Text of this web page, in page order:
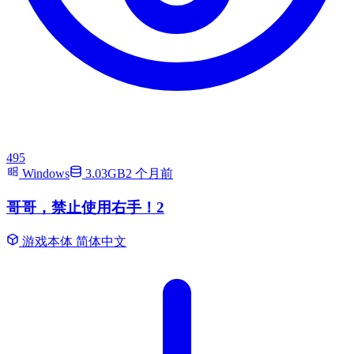
495
Windows
3.03GB2 个月前
哥哥，禁止使用右手！2
游戏本体 简体中文